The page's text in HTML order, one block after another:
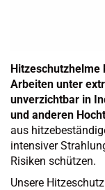
Hitzeschutzhelme
Arbeiten unter
unverzichtbar in
und anderen
aus
intensiver
Risiken schützen.
Unsere